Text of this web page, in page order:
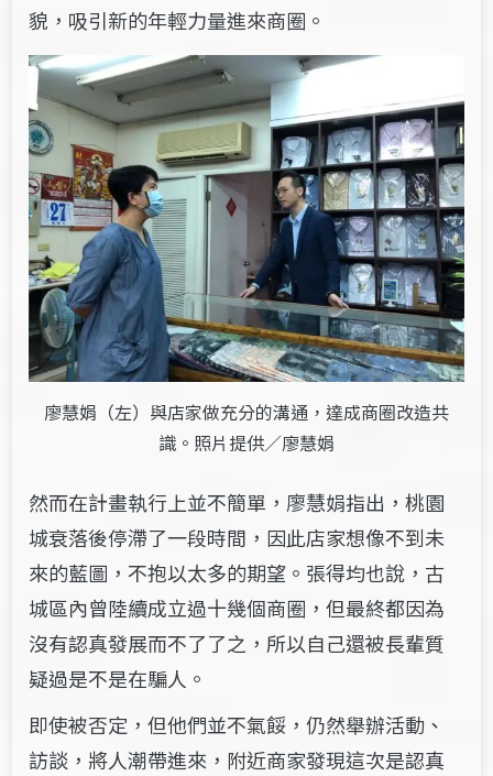
貌，吸引新的年輕力量進來商圈。
廖慧娟（左）與店家做充分的溝通，達成商圈改造共
識。照片提供／廖慧娟
然而在計畫執行上並不簡單，廖慧娟指出，桃園
城衰落後停滯了一段時間，因此店家想像不到未
來的藍圖，不抱以太多的期望。張得均也說，古
城區內曾陸續成立過十幾個商圈，但最終都因為
沒有認真發展而不了了之，所以自己還被長輩質
疑過是不是在騙人。
即使被否定，但他們並不氣餒，仍然舉辦活動、
訪談，將人潮帶進來，附近商家發現這次是認真